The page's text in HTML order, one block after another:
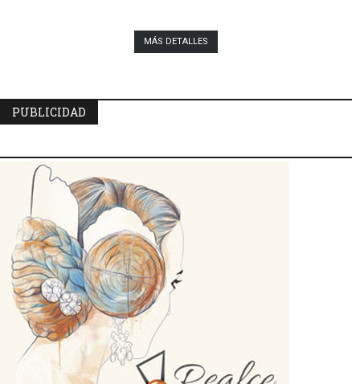
MÁS DETALLES
PUBLICIDAD